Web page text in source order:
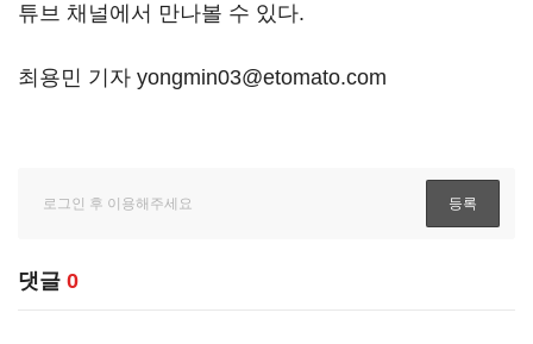
튜브 채널에서 만나볼 수 있다.
최용민 기자 yongmin03@etomato.com
댓글 0